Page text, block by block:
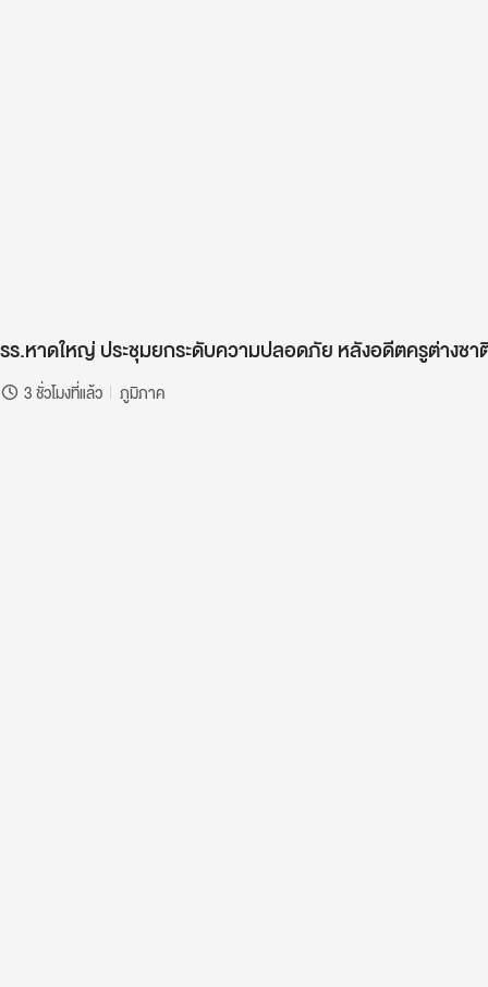
รร.หาดใหญ่ ประชุมยกระดับความปลอดภัย หลังอดีตครูต่างชา
3 ชั่วโมงที่แล้ว ภูมิภาค